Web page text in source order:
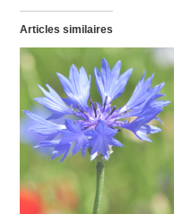
Articles similaires